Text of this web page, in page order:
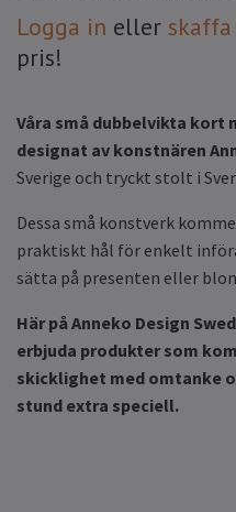
Logga in eller
pris!
Våra små dubbelvikta kort
designat av konstnären
Sverige och tryckt stolt i
Dessa små konstverk
praktiskt hål för enkelt
sätta på presenten eller
Här på Anneko Design
erbjuda produkter som
skicklighet med omtanke
stund extra speciell.